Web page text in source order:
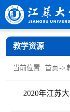
教学资源
当前位置: 首页 ->
2020年江苏